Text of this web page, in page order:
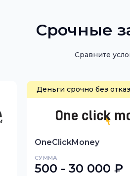
Срочные
Сравните
Деньги срочно без
OneClickMoney
СУММА
500 - 30 000 ₽